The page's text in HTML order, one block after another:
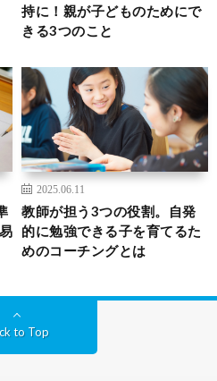
持に！親が子どものためにで
きる3つのこと
2025.06.11
教師が担う3つの役割。自発
的に勉強できる子を育てるた
めのコーチングとは
to Top